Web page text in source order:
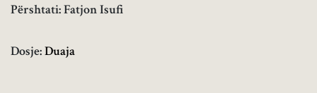
Përshtati: Fatjon Isufi
Dosje:Duaja